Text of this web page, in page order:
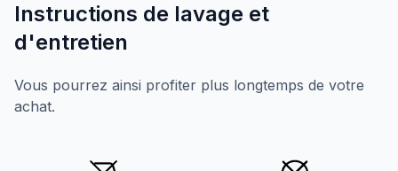
Instructions de lavage et
d'entretien
Vous pourrez ainsi profiter plus longtemps de votre
achat.